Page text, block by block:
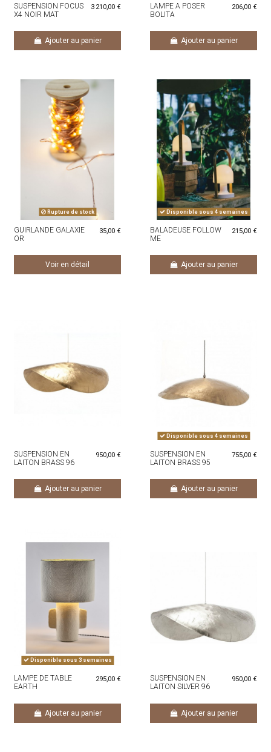
SUSPENSION FOCUS
X4 NOIR MAT
3 210,00 €
Ajouter au panier
LAMPE A POSER
BOLITA
206,00 €
Ajouter au panier
Rupture de stock
GUIRLANDE GALAXIE
OR
35,00 €
Voir en détail
Disponible sous 4 semaines
BALADEUSE FOLLOW
ME
215,00 €
Ajouter au panier
SUSPENSION EN
LAITON BRASS 96
950,00 €
Ajouter au panier
Disponible sous 4 semaines
SUSPENSION EN
LAITON BRASS 95
755,00 €
Ajouter au panier
Disponible sous 3 semaines
LAMPE DE TABLE
EARTH
295,00 €
Ajouter au panier
SUSPENSION EN
LAITON SILVER 96
950,00 €
Ajouter au panier